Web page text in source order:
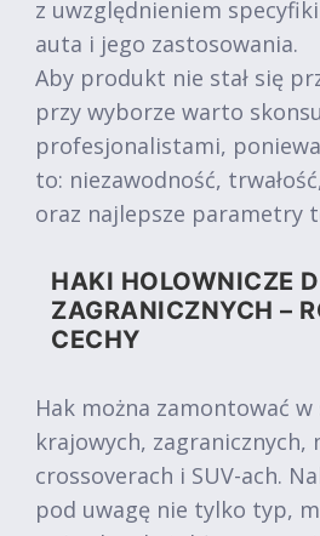
z uwzględnieniem
auta i jego zastosowania.
Aby produkt nie stał się
przy wyborze warto
profesjonalistami,
to: niezawodność,
oraz najlepsze parametry
HAKI HOLOWNICZE
ZAGRANICZNYCH –
CECHY
Hak można zamontować
krajowych, zagranicznych,
crossoverach i SUV-ach.
pod uwagę nie tylko typ,